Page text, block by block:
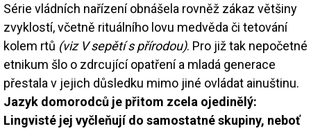
Série vládních nařízení obnášela rovněž zákaz většiny
zvyklostí, včetně rituálního lovu medvěda či tetování
kolem rtů (viz V sepětí s přírodou). Pro již tak nepočetné
etnikum šlo o zdrcující opatření a mladá generace
přestala v jejich důsledku mimo jiné ovládat ainuštinu.
Jazyk domorodců je přitom zcela ojedinělý:
Lingvisté jej vyčleňují do samostatné skupiny, neboť